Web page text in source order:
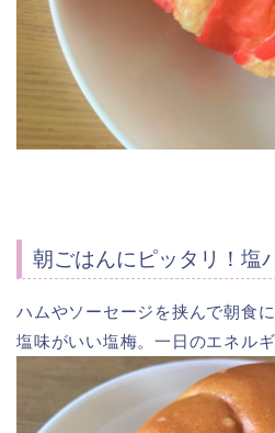
朝ごはんにピッタリ！塩
ハムやソーセージを挟んで朝食
塩味がいい塩梅。一日のエネル